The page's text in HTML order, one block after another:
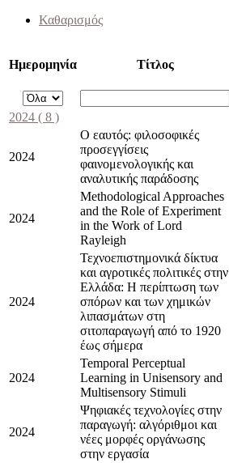
Καθαρισμός
Ημερομηνία Τίτλος
2024 ( 8 )
2024
Ο εαυτός: φιλοσοφικές
προσεγγίσεις
φαινομενολογικής και
αναλυτικής παράδοσης
2024
Methodological Approaches
and the Role of Experiment
in the Work of Lord
Rayleigh
2024
Τεχνοεπιστημονικά δίκτυα
και αγροτικές πολιτικές στην
Ελλάδα: Η περίπτωση των
σπόρων και των χημικών
λιπασμάτων στη
σιτοπαραγωγή από το 1920
έως σήμερα
2024
Temporal Perceptual
Learning in Unisensory and
Multisensory Stimuli
2024
Ψηφιακές τεχνολογίες στην
παραγωγή: αλγόριθμοι και
νέες μορφές οργάνωσης
στην εργασία